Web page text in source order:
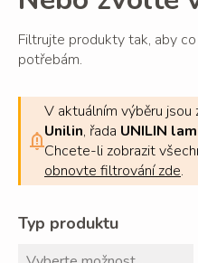
Filtrujte produkty tak, aby
potřebám.
V aktuálním výběru
Unilin, řada UNILIN
Chcete-li zobrazit
obnovte filtrování zde.
Typ produktu